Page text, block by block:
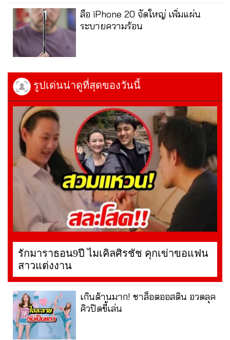
ลือ iPhone 20 จัดใหญ่ เพิ่มแผ่น
ระบายความร้อน
รูปเด่นน่าดูที่สุดของวันนี้
รักมาราธอน9ปี ไมเคิลศิรชัช คุกเข่าขอแฟน
สาวแต่งงาน
เกินต้านมาก! ชาล็อตออสติน อวดลุค
คิวปิดขี้เล่น